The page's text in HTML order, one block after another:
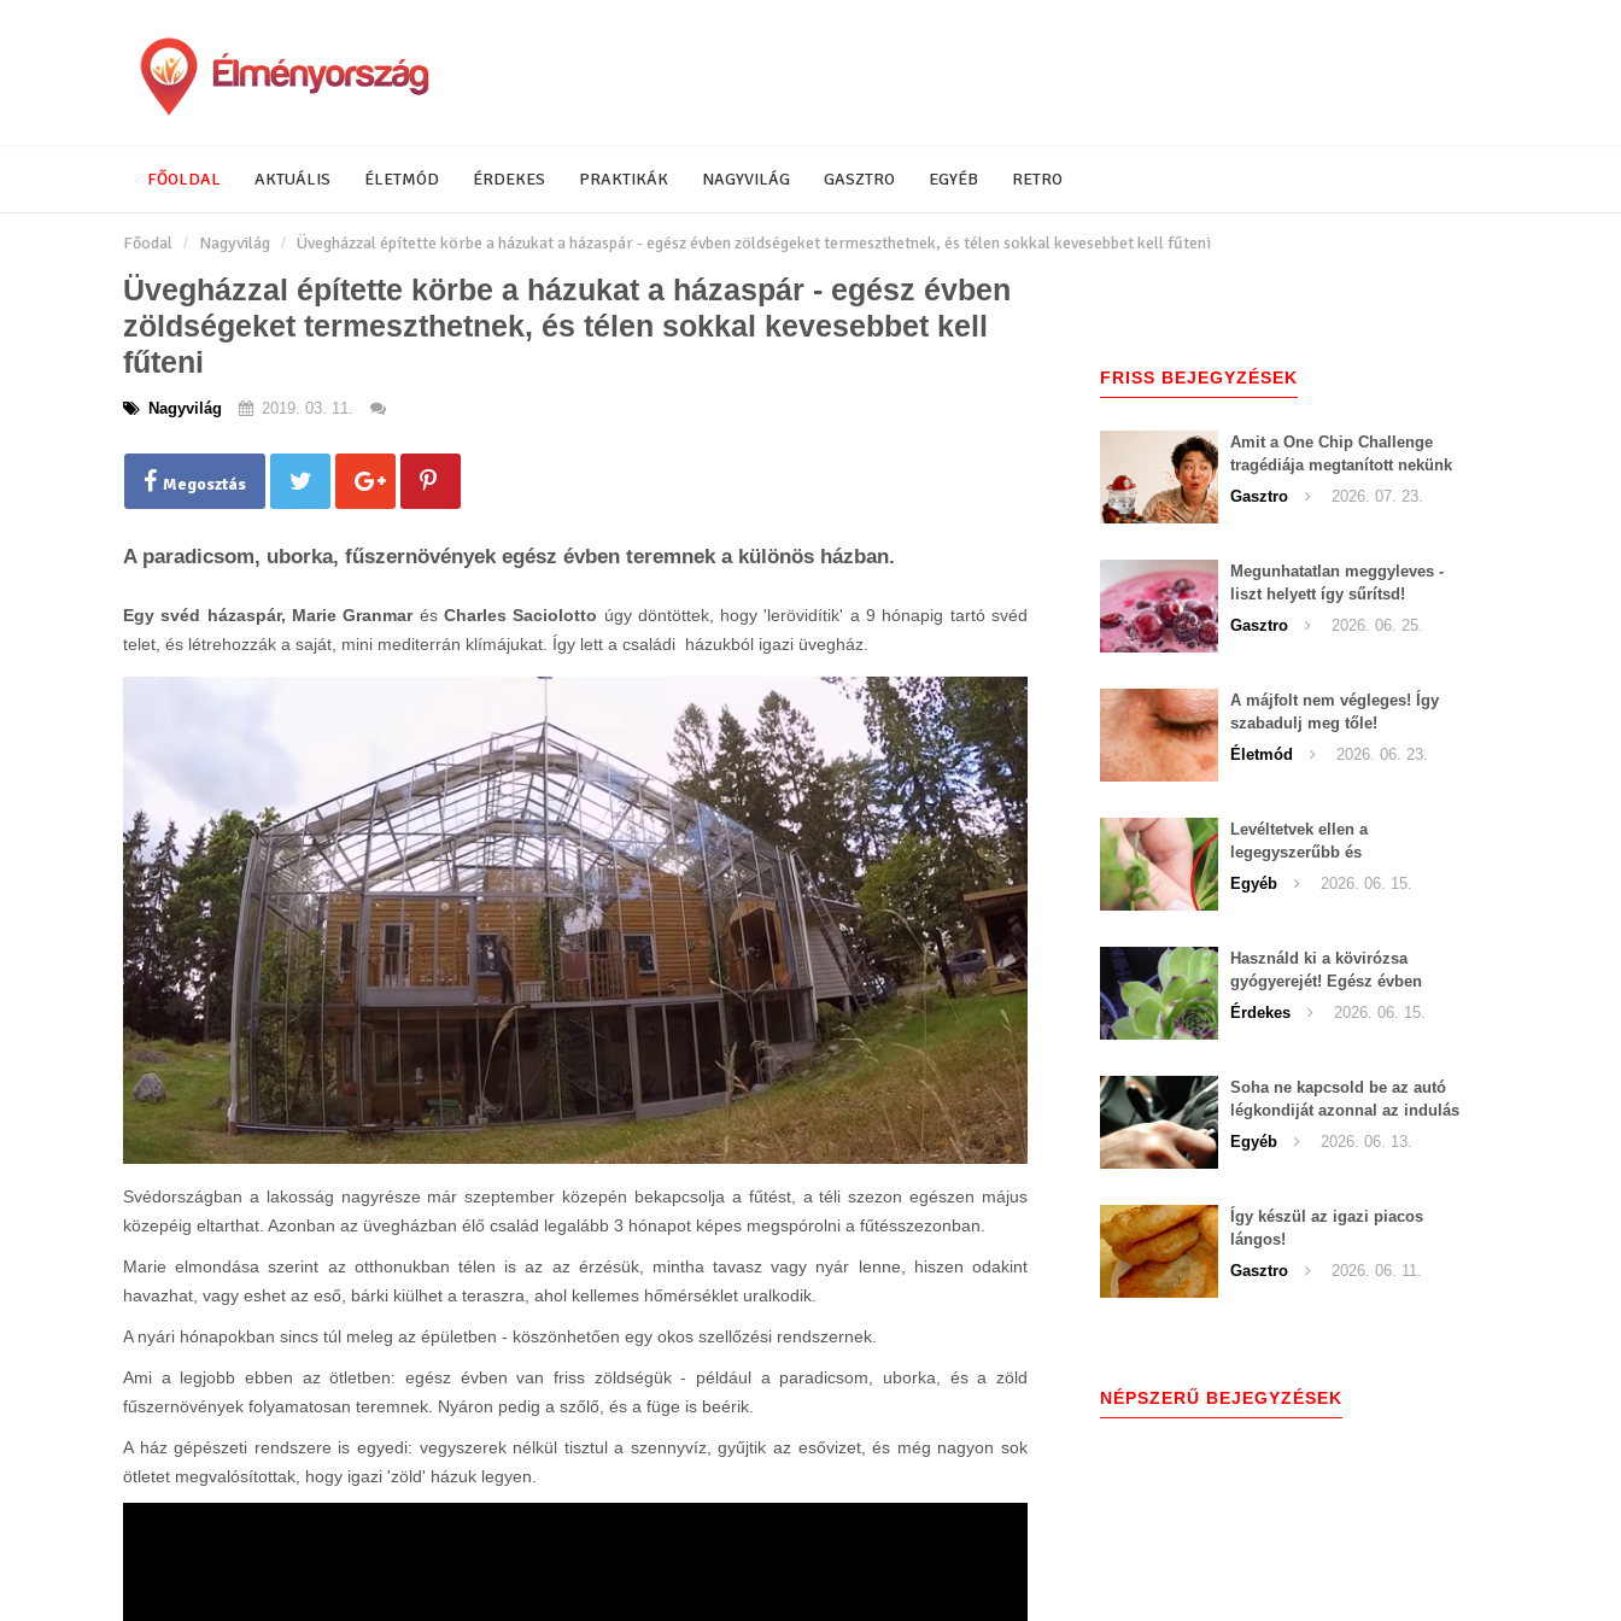
FŐOLDAL AKTUÁLIS ÉLETMÓD ÉRDEKES PRAKTIKÁK NAGYVILÁG GASZTRO EGYÉB RETRO
Főodal Nagyvilág Üvegházzal építette körbe a házukat a házaspár - egész évben zöldségeket termeszthetnek, és télen sokkal kevesebbet kell fűteni
Üvegházzal építette körbe a házukat a házaspár - egész évben
zöldségeket termeszthetnek, és télen sokkal kevesebbet kell
fűteni
Nagyvilág 2019. 03. 11.
Megosztás
A paradicsom, uborka, fűszernövények egész évben teremnek a különös házban.
Egy svéd házaspár, Marie Granmarés Charles Saciolotto úgy döntöttek, hogy 'lerövidítik' a 9 hónapig tartó svéd
telet, és létrehozzák a saját, mini mediterrán klímájukat. Így lett a családi házukból igazi üvegház.
Svédországban a lakosság nagyrésze már szeptember közepén bekapcsolja a fűtést, a téli szezon egészen május
közepéig eltarthat. Azonban az üvegházban élő család legalább 3 hónapot képes megspórolni a fűtésszezonban.
Marie elmondása szerint az otthonukban télen is az az érzésük, mintha tavasz vagy nyár lenne, hiszen odakint
havazhat, vagy eshet az eső, bárki kiülhet a teraszra, ahol kellemes hőmérséklet uralkodik.
A nyári hónapokban sincs túl meleg az épületben - köszönhetően egy okos szellőzési rendszernek.
Ami a legjobb ebben az ötletben: egész évben van friss zöldségük - például a paradicsom, uborka, és a zöld
fűszernövények folyamatosan teremnek. Nyáron pedig a szőlő, és a füge is beérik.
A ház gépészeti rendszere is egyedi: vegyszerek nélkül tisztul a szennyvíz, gyűjtik az esővizet, és még nagyon sok
ötletet megvalósítottak, hogy igazi 'zöld' házuk legyen.
FRISS BEJEGYZÉSEK
Amit a One Chip Challenge
tragédiája megtanított nekünk
a csípős kihívásokról
Gasztro 2026. 07. 23.
Megunhatatlan meggyleves -
liszt helyett így sűrítsd!
Gasztro
2026. 06. 25.
A májfolt nem végleges! Így
szabadulj meg tőle!
Életmód
2026. 06. 23.
Levéltetvek ellen a
legegyszerűbb és
leghatékonyabb filléres
háziszer
Egyéb 2026. 06. 15.
Használd ki a kövirózsa
gyógyerejét! Egész évben
hozzáférhető.
Érdekes 2026. 06. 15.
Soha ne kapcsold be az autó
légkondiját azonnal az indulás
után!
Egyéb 2026. 06. 13.
Így készül az igazi piacos
lángos!
Gasztro
2026. 06. 11.
NÉPSZERŰ BEJEGYZÉSEK